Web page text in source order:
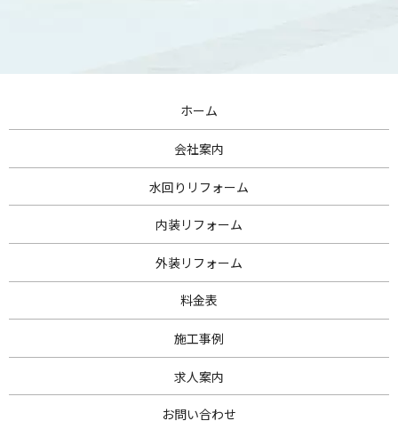
ホーム
会社案内
水回りリフォーム
内装リフォーム
外装リフォーム
料金表
施工事例
求人案内
お問い合わせ